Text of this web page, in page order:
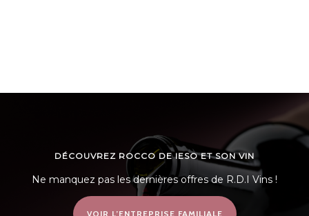
DÉCOUVREZ ROCCO DE IESO ET SON VIN
Ne manquez pas les dernières offres de R.D.I Vins !
VOIR L’ENTREPRISE FAMILIALE